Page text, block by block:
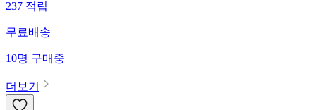
237적립
무료배송
10명구매중
더보기